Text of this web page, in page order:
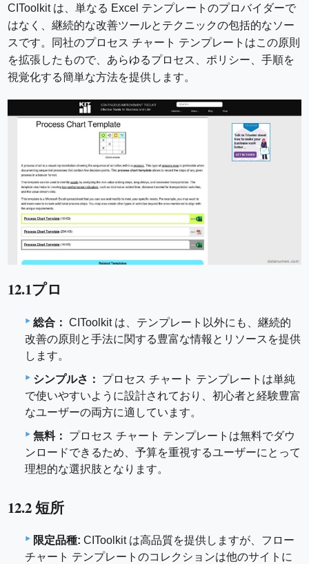
CIToolkit は、単なる Excel テンプレートのプロバイダーで
はなく、継続的な改善ツールとテクニックの包括的なソー
スです。同社のプロセス チャート テンプレートはこの原則
を拡張したもので、あらゆるプロセス、ポリシー、手順を
視覚化する簡単な方法を提供します。
12.1プロ
総合： CIToolkit は、テンプレート以外にも、継続的
改善の原則と手法に関する豊富な情報とリソースを提供
します。
シンプルさ：
プロセス チャート テンプレートは単純
で使いやすいように設計されており、初心者と経験豊富
なユーザーの両方に適しています。
無料：
プロセス チャート テンプレートは無料でダウ
ンロードできるため、予算を重視するユーザーにとって
理想的な選択肢となります。
12.2 短所
限定品種: CIToolkit は高品質を提供しますが、フロー
チャート テンプレートのコレクションは他のサイトに